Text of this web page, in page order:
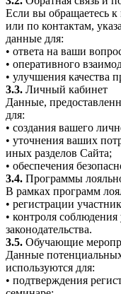
Если вы обращаетесь к
или по контактам,
данные для:
• ответа на ваши
• оперативного
• улучшения качества
3.3. Личный кабинет
Данные,
для:
• создания вашего
• уточнения ваших
иных разделов Сайта;
• обеспечения
3.4. Программы
В рамках программ
• регистрации
• контроля
законодательства.
3.5. Обучающие
Данные
используются для:
• подтверждения